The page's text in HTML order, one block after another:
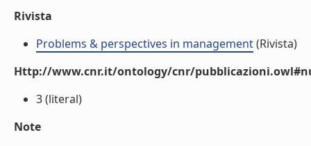
Rivista
Problems & perspectives in management(Rivista)
Http://www.cnr.it/ontology/cnr/
3 (literal)
Note